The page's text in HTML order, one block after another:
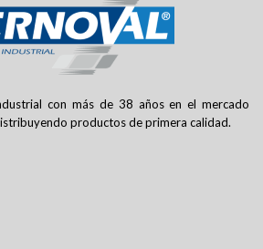
con más de 38 años en el mercado
productos de primera calidad.